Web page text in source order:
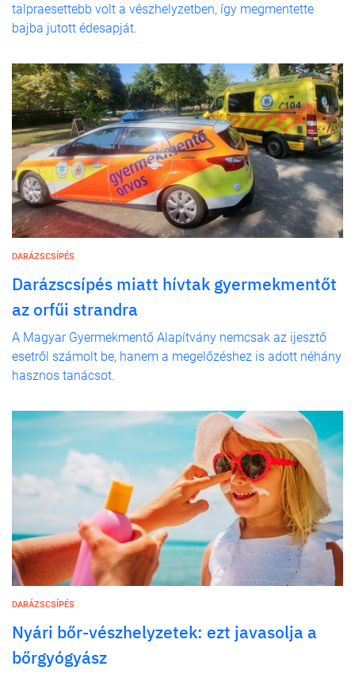
talpraesettebb volt a vészhelyzetben, így megmentette
bajba jutott édesapját.
DARÁZSCSÍPÉS
Darázscsípés miatt hívtak gyermekmentőt
az orfűi strandra
A Magyar Gyermekmentő Alapítvány nemcsak az ijesztő
esetről számolt be, hanem a megelőzéshez is adott néhány
hasznos tanácsot.
DARÁZSCSÍPÉS
Nyári bőr-vészhelyzetek: ezt javasolja a
bőrgyógyász